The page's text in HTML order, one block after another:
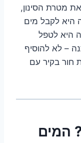
מטרת הסינון,
היא לקבל מים
היא לטפל
– לא להוסיף
חור בקיר עם
המים